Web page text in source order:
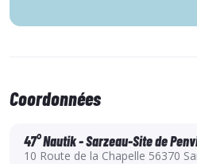
Coordonnées
47° Nautik - Sarzeau-Site de
10 Route de la Chapelle 56370